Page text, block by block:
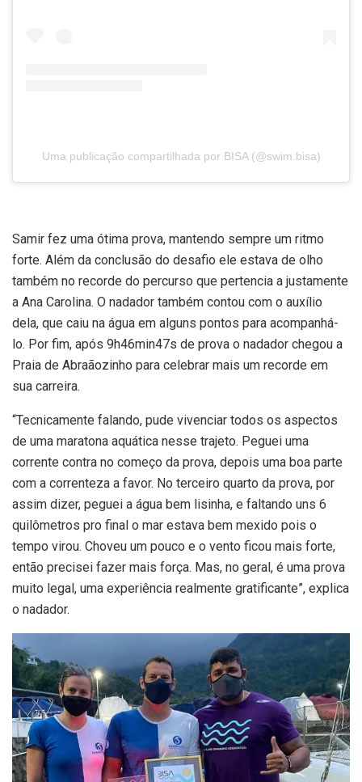
Uma publicação compartilhada por BISA (@swim.bisa)
Samir fez uma ótima prova, mantendo sempre um ritmo
forte. Além da conclusão do desafio ele estava de olho
também no recorde do percurso que pertencia a justamente
a Ana Carolina. O nadador também contou com o auxílio
dela, que caiu na água em alguns pontos para acompanhá-
lo. Por fim, após 9h46min47s de prova o nadador chegou a
Praia de Abraãozinho para celebrar mais um recorde em
sua carreira.
“Tecnicamente falando, pude vivenciar todos os aspectos
de uma maratona aquática nesse trajeto. Peguei uma
corrente contra no começo da prova, depois uma boa parte
com a correnteza a favor. No terceiro quarto da prova, por
assim dizer, peguei a água bem lisinha, e faltando uns 6
quilômetros pro final o mar estava bem mexido pois o
tempo virou. Choveu um pouco e o vento ficou mais forte,
então precisei fazer mais força. Mas, no geral, é uma prova
muito legal, uma experiência realmente gratificante”, explica
o nadador.